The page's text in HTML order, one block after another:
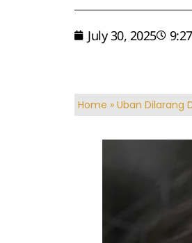
July 30, 2025
Home » Uban Dilarang